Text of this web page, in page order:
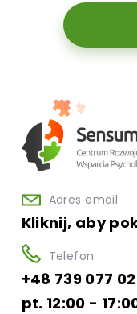
Adres email
Kliknij, aby
Telefon
+48 739 077
pt. 12:00 -